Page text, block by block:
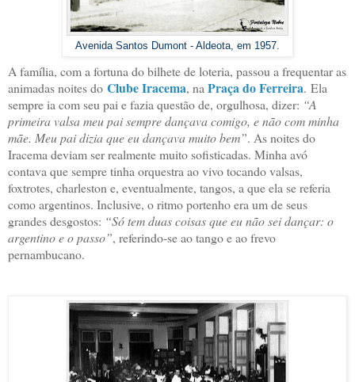
Avenida Santos Dumont - Aldeota, em 1957.
A família, com a fortuna do bilhete de loteria, passou a frequentar as
animadas noites do Clube Iracema, na Praça do Ferreira. Ela
sempre ia com seu pai e fazia questão de, orgulhosa, dizer: “A
primeira valsa meu pai sempre dançava comigo, e não com minha
mãe. Meu pai dizia que eu dançava muito bem”. As noites do
Iracema deviam ser realmente muito sofisticadas. Minha avó
contava que sempre tinha orquestra ao vivo tocando valsas,
foxtrotes, charleston e, eventualmente, tangos, a que ela se referia
como argentinos. Inclusive, o ritmo portenho era um de seus
grandes desgostos: “Só tem duas coisas que eu não sei dançar: o
argentino e o passo”, referindo-se ao tango e ao frevo
pernambucano.